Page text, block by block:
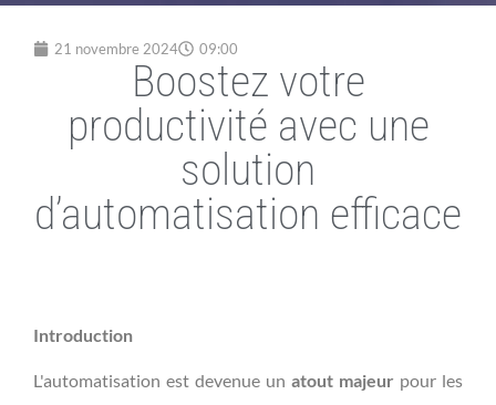
21 novembre 2024 09:00
Boostez votre
productivité avec une
solution
d’automatisation efficace
Introduction
L'automatisation est devenue un atout majeur pour les